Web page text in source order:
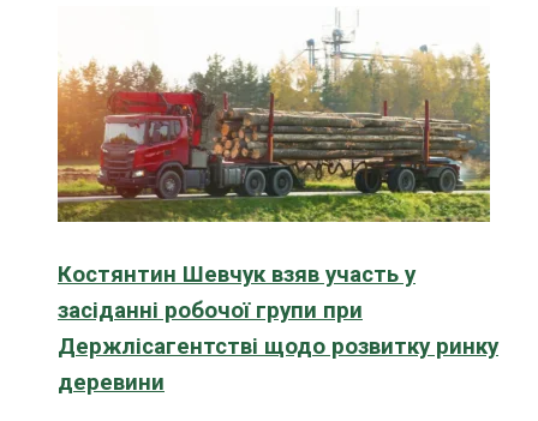
Костянтин Шевчук взяв участь у
засіданні робочої групи при
Держлісагентстві щодо розвитку ринку
деревини